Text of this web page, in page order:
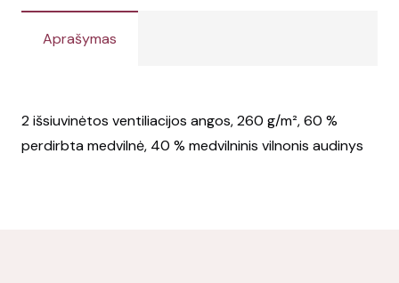
Aprašymas
2 išsiuvinėtos ventiliacijos angos, 260 g/m², 60 %
perdirbta medvilnė, 40 % medvilninis vilnonis audinys